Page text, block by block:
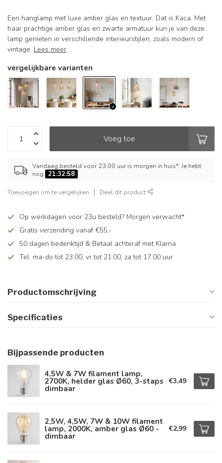
Een hanglamp met luxe amber glas en textuur. Dat is Kaca. Met
haar prachtige amber glas en zwarte armatuur kun je van deze
lamp genieten in verschillende interieurstijlen, zoals modern of
vintage. Lees meer.
vergelijkbare varianten
Voeg toe
Vandaag besteld voor 23.00 uur is morgen in huis*. Je hebt
nog 21:32:58
Toevoegen om te vergelijken Deel dit product
Op werkdagen voor 23u besteld? Morgen verwacht*
Gratis verzending vanaf €55,-
50 dagen bedenktijd & Betaal achteraf met Klarna
Tel: ma-do tot 23.00, vr tot 21.00, za tot 17.00 uur
Productomschrijving
Specificaties
Bijpassende producten
4,5W & 7W filament lamp,
2700K, helder glas Ø60, 3-staps
dimbaar
€3,49
2,5W, 4,5W, 7W & 10W filament
lamp, 2000K, amber glas Ø60 -
dimbaar
€2,99